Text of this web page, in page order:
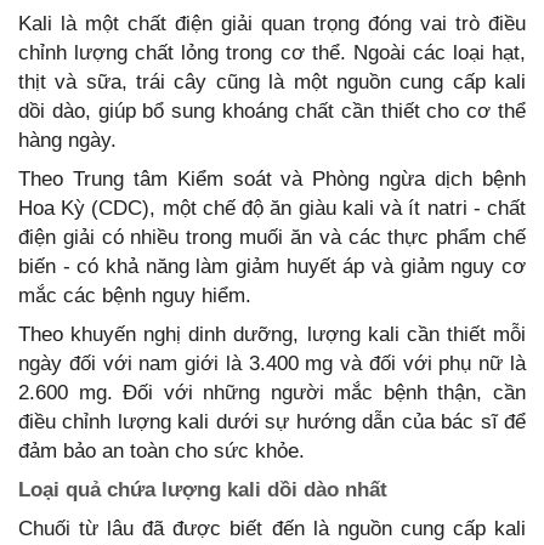
Kali là một chất điện giải quan trọng đóng vai trò điều
chỉnh lượng chất lỏng trong cơ thể. Ngoài các loại hạt,
thịt và sữa, trái cây cũng là một nguồn cung cấp kali
dồi dào, giúp bổ sung khoáng chất cần thiết cho cơ thể
hàng ngày.
Theo Trung tâm Kiểm soát và Phòng ngừa dịch bệnh
Hoa Kỳ (CDC), một chế độ ăn giàu kali và ít natri - chất
điện giải có nhiều trong muối ăn và các thực phẩm chế
biến - có khả năng làm giảm huyết áp và giảm nguy cơ
mắc các bệnh nguy hiểm.
Theo khuyến nghị dinh dưỡng, lượng kali cần thiết mỗi
ngày đối với nam giới là 3.400 mg và đối với phụ nữ là
2.600 mg. Đối với những người mắc bệnh thận, cần
điều chỉnh lượng kali dưới sự hướng dẫn của bác sĩ để
đảm bảo an toàn cho sức khỏe.
Loại quả chứa lượng kali dồi dào nhất
Chuối từ lâu đã được biết đến là nguồn cung cấp kali